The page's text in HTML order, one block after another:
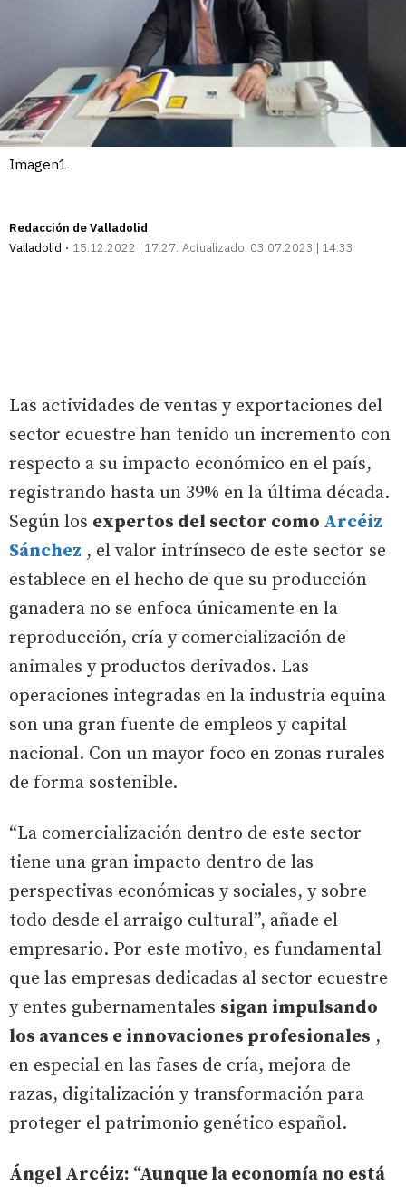
Imagen1
Redacción de Valladolid
Valladolid
15.12.2022 | 17:27 Actualizado: 03.07.2023 | 14:33
Las actividades de ventas y exportaciones del
sector ecuestre han tenido un incremento con
respecto a su impacto económico en el país,
registrando hasta un 39% en la última década.
Según los expertos del sector como Arcéiz
Sánchez , el valor intrínseco de este sector se
establece en el hecho de que su producción
ganadera no se enfoca únicamente en la
reproducción, cría y comercialización de
animales y productos derivados. Las
operaciones integradas en la industria equina
son una gran fuente de empleos y capital
nacional. Con un mayor foco en zonas rurales
de forma sostenible.
“La comercialización dentro de este sector
tiene una gran impacto dentro de las
perspectivas económicas y sociales, y sobre
todo desde el arraigo cultural”, añade el
empresario. Por este motivo, es fundamental
que las empresas dedicadas al sector ecuestre
y entes gubernamentales sigan impulsando
los avances e innovaciones profesionales ,
en especial en las fases de cría, mejora de
razas, digitalización y transformación para
proteger el patrimonio genético español.
Ángel Arcéiz: “Aunque la economía no está